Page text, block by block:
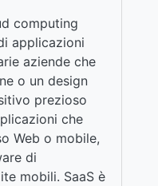
computing
applicazioni
aziende che
o un design
prezioso
che
Web o mobile,
di
mobili. SaaS è